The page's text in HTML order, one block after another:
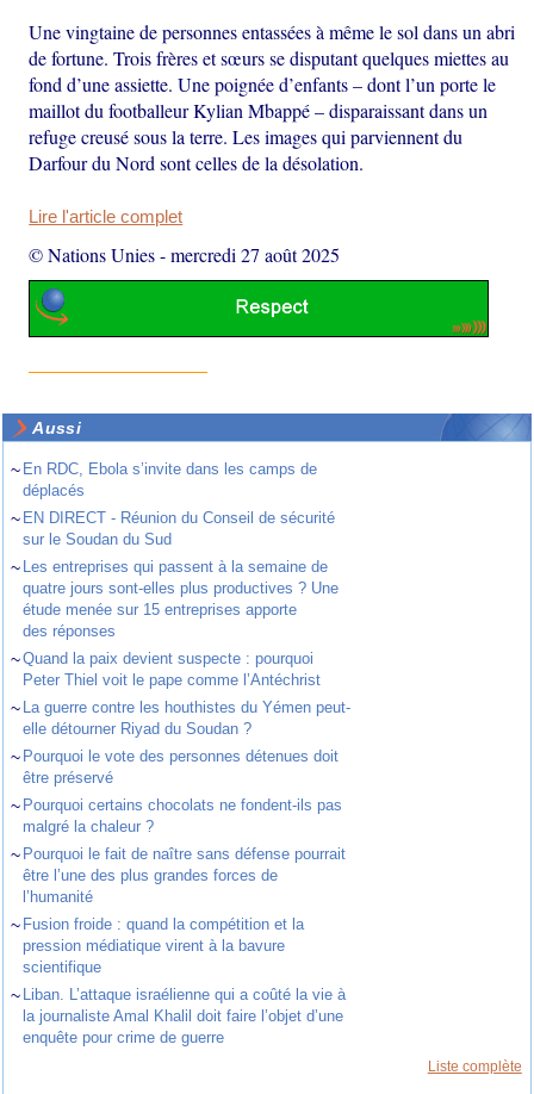
Une vingtaine de personnes entassées à même le sol dans un abri
de fortune. Trois frères et sœurs se disputant quelques miettes au
fond d’une assiette. Une poignée d’enfants – dont l’un porte le
maillot du footballeur Kylian Mbappé – disparaissant dans un
refuge creusé sous la terre. Les images qui parviennent du
Darfour du Nord sont celles de la désolation.
Lire l'article complet
© Nations Unies-mercredi 27 août 2025
Aussi
~ En RDC, Ebola s’invite dans les camps de
déplacés
~ EN DIRECT - Réunion du Conseil de sécurité
sur le Soudan du Sud
~ Les entreprises qui passent à la semaine de
quatre jours sont-elles plus productives ? Une
étude menée sur 15 entreprises apporte
des réponses
~Quand la paix devient suspecte : pourquoi
Peter Thiel voit le pape comme l’Antéchrist
~ La guerre contre les houthistes du Yémen peut-
elle détourner Riyad du Soudan ?
~ Pourquoi le vote des personnes détenues doit
être préservé
~ Pourquoi certains chocolats ne fondent-ils pas
malgré la chaleur ?
~ Pourquoi le fait de naître sans défense pourrait
être l’une des plus grandes forces de
l’humanité
~ Fusion froide : quand la compétition et la
pression médiatique virent à la bavure
scientifique
~ Liban. L’attaque israélienne qui a coûté la vie à
la journaliste Amal Khalil doit faire l’objet d’une
enquête pour crime de guerre
Liste complète